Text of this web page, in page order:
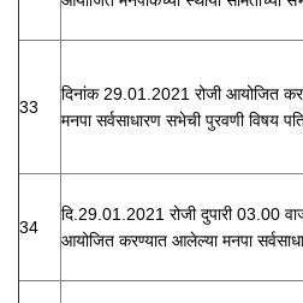
33
दिनांक 29.01.2021 रोजी आयोजित
मनपा सर्वसाधारण सभेची पुरवणी विषय
34
दि.29.01.2021 रोजी दुपारी 03.00
आयोजित करण्यात आलेल्या मनपा